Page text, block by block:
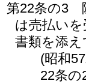
第22条の3
は売払い
書類を添
(昭和
22条の